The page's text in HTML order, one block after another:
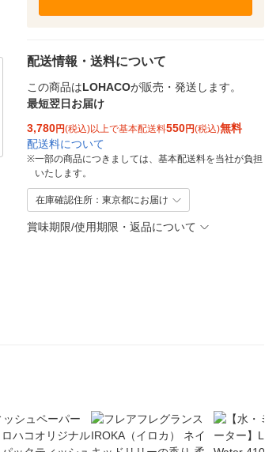
配送情報・送料について
この商品はLOHACOが販売・発送します。
最短翌日お届け
3,780円(税込)以上で基本配送料550円(税込)無料
配送料について
※一部の商品につきましては、基本配送料を当社が負担
いたします。
在庫確認住所：東京都にお届け
賞味期限/使用期限・返品について